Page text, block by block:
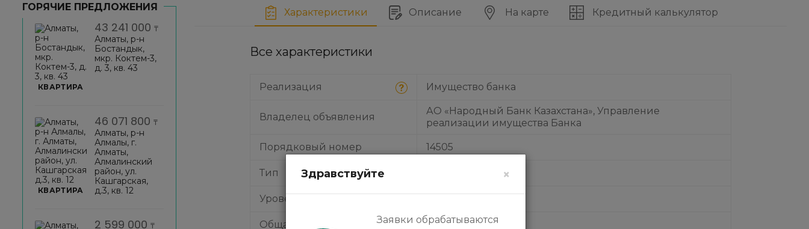
Характеристики Описание На карте Кредитный калькулятор
Все характеристики
Реализация Имущество банка
Владелец объявления
АО «Народный Банк Казахстана», Управление
реализации имущества Банка
Порядковый номер 14505
Тип
Уровень
Общая площадь 12.3 м 2
ГОРЯЧИЕ ПРЕДЛОЖЕНИЯ
КВАРТИРА
43 241 000 ₸
Алматы, р-н
Бостандык,
мкр. Коктем-3,
д. 3, кв. 43
КВАРТИРА
46 071 800 ₸
Алматы, р-н
Алмалы, г.
Алматы,
Алмалинский
район, ул.
Кашгарская,
д.3, кв. 12
2 599 000 ₸
×
Здравствуйте
Заявки обрабатываются